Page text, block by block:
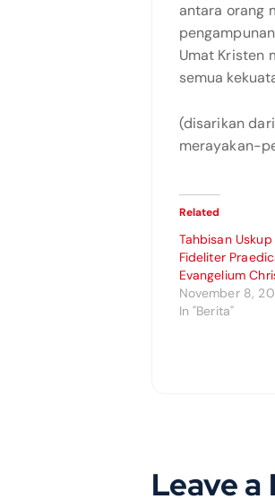
antara orang
Umat Kristen
semua
(disarikan
merayakan-
Related
Tahbisan
Fideliter
Evangelium
November 8,
In "Berita"
Leave a